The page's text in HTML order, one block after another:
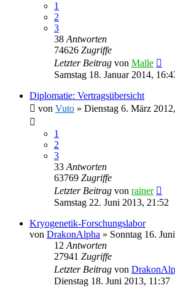
1
2
3
38 Antworten
74626 Zugriffe
Letzter Beitrag von Malle
Samstag 18. Januar 2014,
Diplomatie: Vertragsübersicht
von Vuto » Dienstag 6. März
1
2
3
33 Antworten
63769 Zugriffe
Letzter Beitrag von rainer
Samstag 22. Juni 2013, 21:52
Kryogenetik-Forschungslabor
von DrakonAlpha » Sonntag 16.
12 Antworten
27941 Zugriffe
Letzter Beitrag von
Dienstag 18. Juni 2013, 11:37